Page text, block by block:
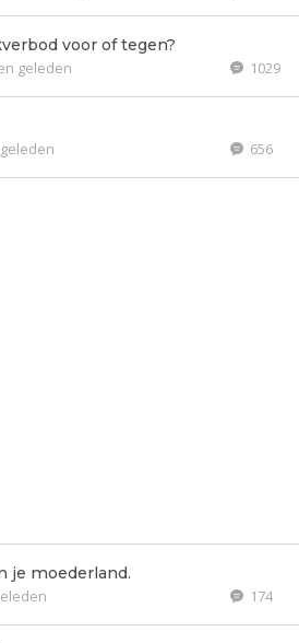
voor of tegen?
geleden 1029
656
je moederland.
174